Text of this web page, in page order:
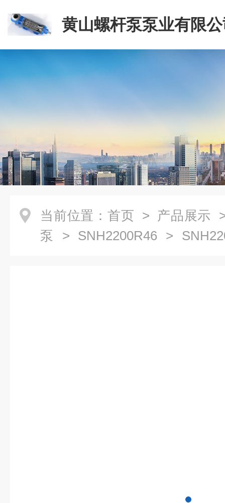
黄山螺杆泵泵业有限
当前位置： 首页 > 产品展示
泵 > SNH2200R46 >